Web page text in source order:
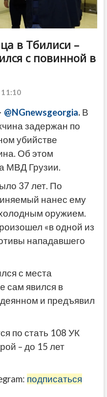
в Тбилиси –
с повинной в
@NGnewsgeorgia.В
задержан по
убийстве
Об этом
МВД Грузии.
37 лет. По
нанес ему
оружием.
«в одной из
нападавшего
с места
сам явился в
и предъявил
по стать 108 УК
– до 15 лет
подписаться